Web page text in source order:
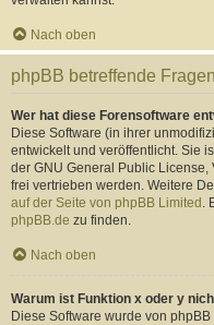
Nach oben
phpBB betreffende Fragen
Wer hat diese Forensoftware
Diese Software (in ihrer
entwickelt und veröffentlicht. Sie
der GNU General Public License,
frei vertrieben werden. Weitere
auf der Seite von phpBB Limited .
phpBB.de zu finden.
Nach oben
Warum ist Funktion x oder y
Diese Software wurde von